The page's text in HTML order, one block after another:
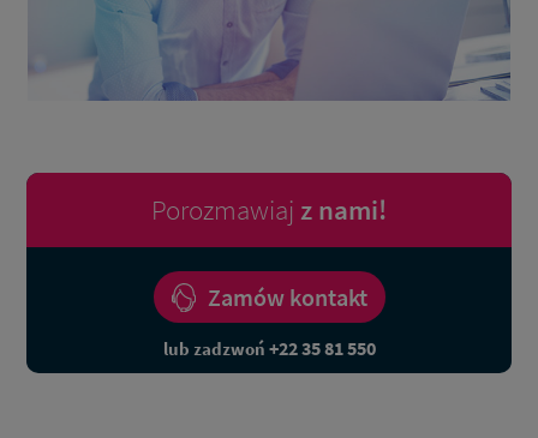
Porozmawiaj z nami!
Zamów kontakt
lub zadzwoń +22 35 81 550